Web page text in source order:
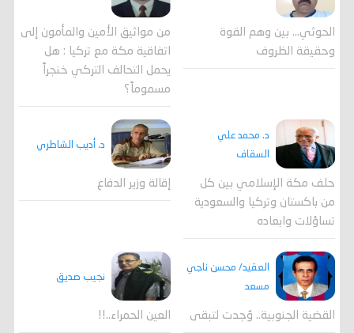
الحوثي... بين وهم القوة
وحقيقة الظروف
من مواثيق الأمين والمأمون إلى
اتفاقية مكة مع تركيا : هل
يحمل التحالف التركي خنجراً
مسموماً؟
د. محمد علي
السقاف
حلف مكة الإسلامي بين كل
من باكستان وتركيا والسعودية
تساؤلات وابعاده
د. أديب الشاطري
إقالة وزير الدفاع
العقيد/ محسن ناجي
مسعد
القضية الجنوبية.. وُجدت لتبقى
نجيب صديق
العين الحمراء..!!